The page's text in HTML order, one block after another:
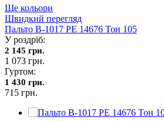
Ще кольори
Швидкий перегляд
Пальто В-1017 PE 14676 Тон 105
У роздріб:
2 145 грн.
1 073 грн.
Гуртом:
1 430 грн.
715 грн.